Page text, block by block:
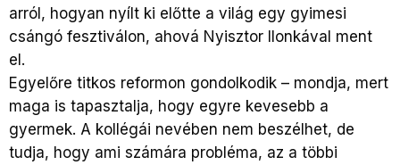
arról, hogyan nyílt ki előtte a világ egy gyimesi
csángó fesztiválon, ahová Nyisztor Ilonkával ment
el.
Egyelőre titkos reformon gondolkodik – mondja, mert
maga is tapasztalja, hogy egyre kevesebb a
gyermek. A kollégái nevében nem beszélhet, de
tudja, hogy ami számára probléma, az a többi